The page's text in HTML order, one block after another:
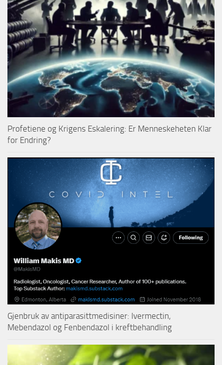
Profetiene og Krigens Eskalering: Er Menneskeheten Klar
for Endring?
Gjenbruk av antiparasittmedisiner: Ivermectin,
Mebendazol og Fenbendazol i kreftbehandling